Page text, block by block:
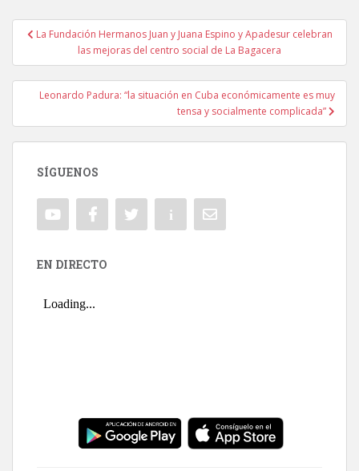
Navegación de entradas
La Fundación Hermanos Juan y Juana Espino y Apadesur celebran
las mejoras del centro social de La Bagacera
Leonardo Padura: “la situación en Cuba económicamente es muy
tensa y socialmente complicada”
SÍGUENOS
EN DIRECTO